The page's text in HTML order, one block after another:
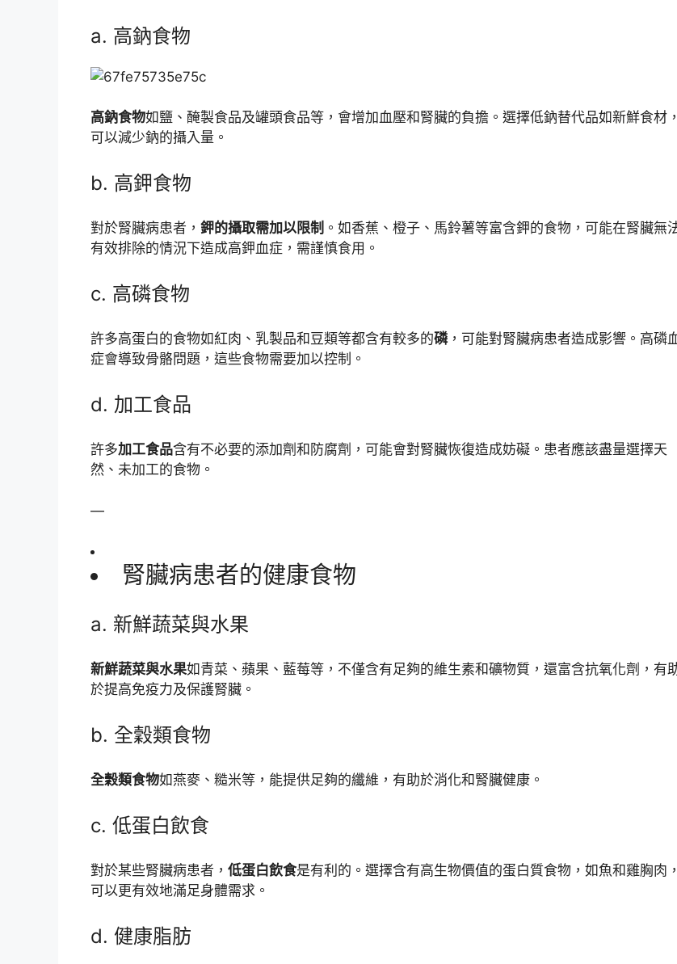
a. 高鈉食物
高鈉食物如鹽、醃製食品及罐頭食品等，會增加血壓和腎臟的負擔。選擇低鈉替代品如新鮮食材，
可以減少鈉的攝入量。
b. 高鉀食物
對於腎臟病患者， 鉀的攝取需加以限制 。如香蕉、橙子、馬鈴薯等富含鉀的食物，可能在腎臟無
有效排除的情況下造成高鉀血症，需謹慎食用。
c. 高磷食物
許多高蛋白的食物如紅肉、乳製品和豆類等都含有較多的磷，可能對腎臟病患者造成影響。高磷
症會導致骨骼問題，這些食物需要加以控制。
d. 加工食品
許多加工食品含有不必要的添加劑和防腐劑，可能會對腎臟恢復造成妨礙。患者應該盡量選擇天
然、未加工的食物。
—
腎臟病患者的健康食物
a. 新鮮蔬菜與水果
新鮮蔬菜與水果如青菜、蘋果、藍莓等，不僅含有足夠的維生素和礦物質，還富含抗氧化劑，有
於提高免疫力及保護腎臟。
b. 全穀類食物
全穀類食物如燕麥、糙米等，能提供足夠的纖維，有助於消化和腎臟健康。
c. 低蛋白飲食
對於某些腎臟病患者， 低蛋白飲食是有利的。選擇含有高生物價值的蛋白質食物，如魚和雞胸肉，
可以更有效地滿足身體需求。
d. 健康脂肪